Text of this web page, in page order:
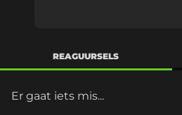
REAGUURSELS
Er gaat iets mis...